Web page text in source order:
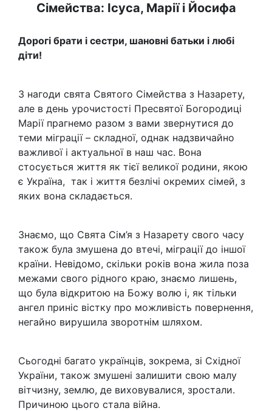
Сімейства: Ісуса, Марії і Йосифа
Дорогі брати і сестри, шановні батьки і любі
діти!
З нагоди свята Святого Сімейства з Назарету,
але в день урочистості Пресвятої Богородиці
Марії прагнемо разом з вами звернутися до
теми міграції – складної, однак надзвичайно
важливої і актуальної в наш час. Вона
стосується життя як тієї великої родини, якою
є Україна, так і життя безлічі окремих сімей, з
яких вона складається.
Знаємо, що Свята Сім’я з Назарету свого часу
також була змушена до втечі, міграції до іншої
країни. Невідомо, скільки років вона жила поза
межами свого рідного краю, знаємо лишень,
що була відкритою на Божу волю і, як тільки
ангел приніс вістку про можливість повернення,
негайно вирушила зворотнім шляхом.
Сьогодні багато українців, зокрема, зі Східної
України, також змушені залишити свою малу
вітчизну, землю, де виховувалися, зростали.
Причиною цього стала війна.